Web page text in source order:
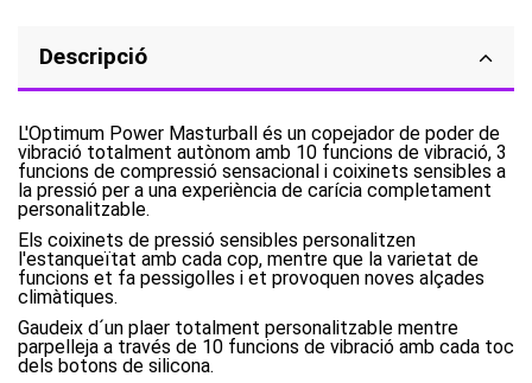
Descripció
L'Optimum Power Masturball és un copejador de poder de
vibració totalment autònom amb 10 funcions de vibració, 3
funcions de compressió sensacional i coixinets sensibles a
la pressió per a una experiència de carícia completament
personalitzable.
Els coixinets de pressió sensibles personalitzen
l'estanqueïtat amb cada cop, mentre que la varietat de
funcions et fa pessigolles i et provoquen noves alçades
climàtiques.
Gaudeix d´un plaer totalment personalitzable mentre
parpelleja a través de 10 funcions de vibració amb cada toc
dels botons de silicona.